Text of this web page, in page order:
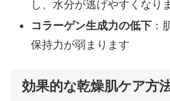
し、水分が逃げやすくなり
コラーゲン生成力の低下 ：
保持力が弱まります
効果的な乾燥肌ケア方